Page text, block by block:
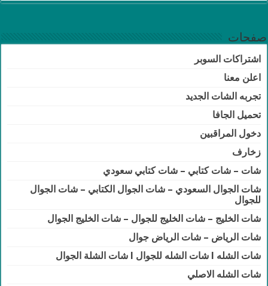
صفحات
اشتراكات السوبر
اعلن معنا
تجربه الشات الجديد
تحميل الجافا
دخول المراقبين
زخارف
شات – شات كتابي – شات كتابي سعودي
شات الجوال السعودي – شات الجوال الكتابي – شات الجوال
للجوال
شات الخليج – شات الخليج للجوال – شات الخليج الجوال
شات الرياض – شات الرياض جوال
شات الشله l شات الشله للجوال l شات الشلة الجوال
شات الشله الاصلي